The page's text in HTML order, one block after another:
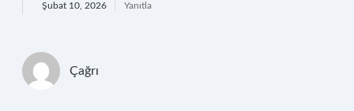
Şubat 10, 2026 Yanıtla
Çağrı